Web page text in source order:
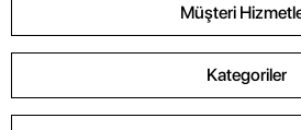
Müşteri
Kategoriler